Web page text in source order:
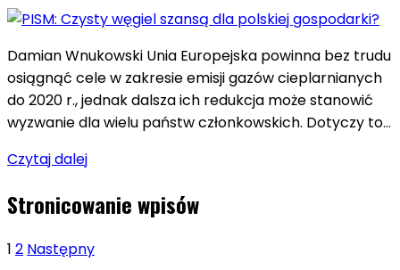
Damian Wnukowski Unia Europejska powinna bez trudu
osiągnąć cele w zakresie emisji gazów cieplarnianych
do 2020 r., jednak dalsza ich redukcja może stanowić
wyzwanie dla wielu państw członkowskich. Dotyczy to…
Czytaj dalej
Stronicowanie wpisów
1 2 Następny